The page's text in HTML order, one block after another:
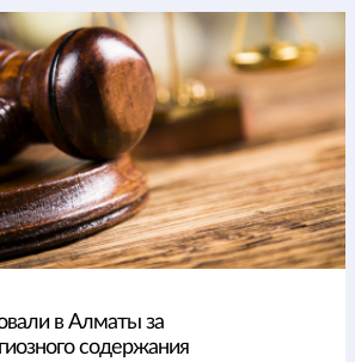
в Алматы за
содержания